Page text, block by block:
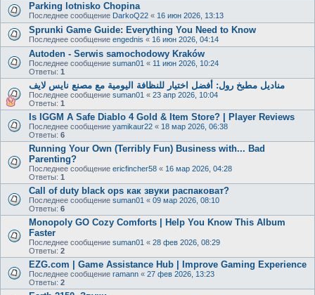
Parking lotnisko Chopina
Последнее сообщение DarkoQ22 « 16 июн 2026, 13:13
Sprunki Game Guide: Everything You Need to Know
Последнее сообщение engednis « 16 июн 2026, 04:14
Autoden - Serwis samochodowy Kraków
Последнее сообщение suman01 « 11 июн 2026, 10:24
Ответы: 1
مناديل مطبخ رول: أفضل اختيار للنظافة اليومية مع مصنع نايس لايف
Последнее сообщение suman01 « 23 апр 2026, 10:04
Ответы: 1
Is IGGM A Safe Diablo 4 Gold & Item Store? | Player Reviews
Последнее сообщение yamikaur22 « 18 мар 2026, 06:38
Ответы: 6
Running Your Own (Terribly Fun) Business with... Bad
Parenting?
Последнее сообщение ericfincher58 « 16 мар 2026, 04:28
Ответы: 1
Call of duty black ops как звуки распаковат?
Последнее сообщение suman01 « 09 мар 2026, 08:10
Ответы: 6
Monopoly GO Cozy Comforts | Help You Know This Album
Faster
Последнее сообщение suman01 « 28 фев 2026, 08:29
Ответы: 2
EZG.com | Game Assistance Hub | Improve Gaming Experience
Последнее сообщение ramann « 27 фев 2026, 13:23
Ответы: 2